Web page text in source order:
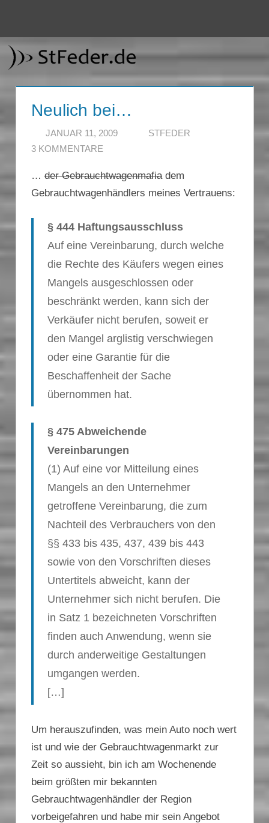
springen
Neulich bei…
JANUAR 11, 2009
STFEDER
3 KOMMENTARE
… der Gebrauchtwagenmafia dem
Gebrauchtwagenhändlers meines Vertrauens:
§ 444 Haftungsausschluss
Auf eine Vereinbarung, durch welche
die Rechte des Käufers wegen eines
Mangels ausgeschlossen oder
beschränkt werden, kann sich der
Verkäufer nicht berufen, soweit er
den Mangel arglistig verschwiegen
oder eine Garantie für die
Beschaffenheit der Sache
übernommen hat.
§ 475 Abweichende
Vereinbarungen
(1) Auf eine vor Mitteilung eines
Mangels an den Unternehmer
getroffene Vereinbarung, die zum
Nachteil des Verbrauchers von den
§§ 433 bis 435, 437, 439 bis 443
sowie von den Vorschriften dieses
Untertitels abweicht, kann der
Unternehmer sich nicht berufen. Die
in Satz 1 bezeichneten Vorschriften
finden auch Anwendung, wenn sie
durch anderweitige Gestaltungen
umgangen werden.
[…]
Um herauszufinden, was mein Auto noch wert
ist und wie der Gebrauchtwagenmarkt zur
Zeit so aussieht, bin ich am Wochenende
beim größten mir bekannten
Gebrauchtwagenhändler der Region
vorbeigefahren und habe mir sein Angebot